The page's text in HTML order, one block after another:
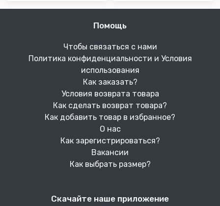
Помощь
Чтобы связаться с нами
Политика конфиденциальности и Условия
использования
Как заказать?
Условия возврата товара
Как сделать возврат товара?
Как добавить товар в избранное?
О нас
Как зарегистрироваться?
Вакансии
Как выбрать размер?
Скачайте наше приложение